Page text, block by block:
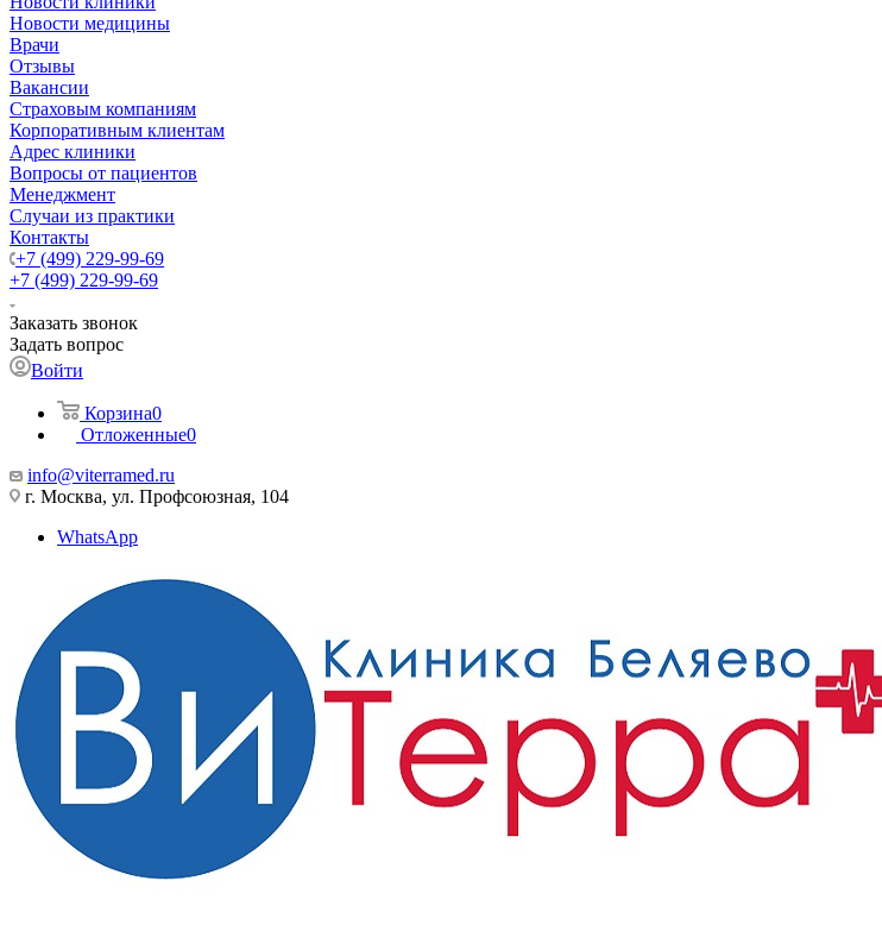
Новости медицины
Врачи
Отзывы
Вакансии
Страховым компаниям
Корпоративным клиентам
Адрес клиники
Вопросы от пациентов
Менеджмент
Случаи из практики
Контакты
+7 (499) 229-99-69
+7 (499) 229-99-69
Заказать звонок
Задать вопрос
Войти
Корзина0
Отложенные0
info@viterramed.ru
г. Москва, ул. Профсоюзная, 104
WhatsApp